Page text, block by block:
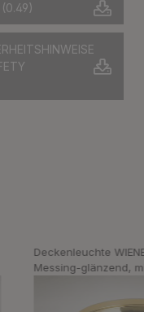
(0.49)
Deckenleuchte
Messing-glänzend,